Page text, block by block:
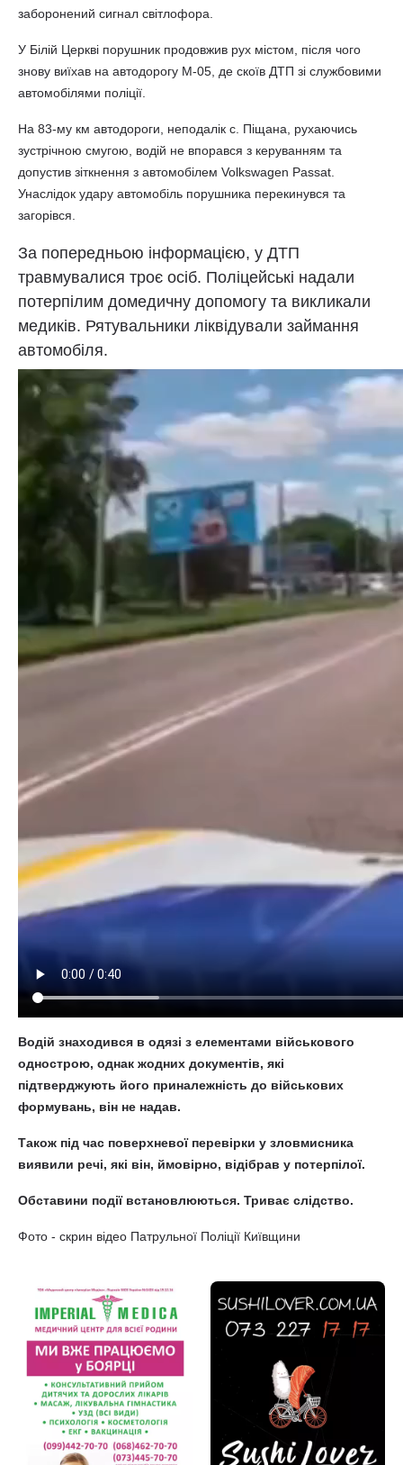
заборонений сигнал світлофора.
У Білій Церкві порушник продовжив рух містом, після чого
знову виїхав на автодорогу М-05, де скоїв ДТП зі службовими
автомобілями поліції.
На 83-му км автодороги, неподалік с. Піщана, рухаючись
зустрічною смугою, водій не впорався з керуванням та
допустив зіткнення з автомобілем Volkswagen Passat.
Унаслідок удару автомобіль порушника перекинувся та
загорівся.
За попередньою інформацією, у ДТП
травмувалися троє осіб. Поліцейські надали
потерпілим домедичну допомогу та викликали
медиків. Рятувальники ліквідували займання
автомобіля.
Водій знаходився в одязі з елементами військового
однострою, однак жодних документів, які
підтверджують його приналежність до військових
формувань, він не надав.
Також під час поверхневої перевірки у зловмисника
виявили речі, які він, ймовірно, відібрав у потерпілої.
Обставини події встановлюються. Триває слідство.
Фото - скрин відео Патрульної Поліції Київщини